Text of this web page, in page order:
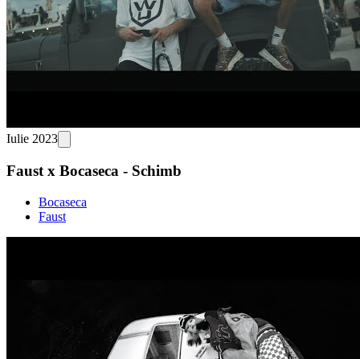
Iulie 2023
Faust x Bocaseca - Schimb
Bocaseca
Faust